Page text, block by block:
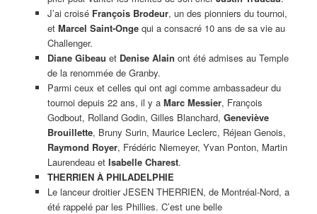
J’ai croisé François Brodeur, un des pionniers du tournoi,
et Marcel Saint-Ongequi a consacré 10 ans de sa vie au
Challenger.
Diane Gibeau et Denise Alain ont été admises au Temple
de la renommée de Granby.
Parmi ceux et celles qui ont agi comme ambassadeur du
tournoi depuis 22 ans, il y a Marc Messier, François
Godbout, Rolland Godin, Gilles Blanchard, Geneviève
Brouillette, Bruny Surin, Maurice Leclerc, Réjean Genois,
Raymond Royer, Frédéric Niemeyer, Yvan Ponton, Martin
Laurendeau et Isabelle Charest.
THERRIEN À PHILADELPHIE
Le lanceur droitier JESEN THERRIEN, de Montréal-Nord, a
été rappelé par les Phillies. C’est une belle